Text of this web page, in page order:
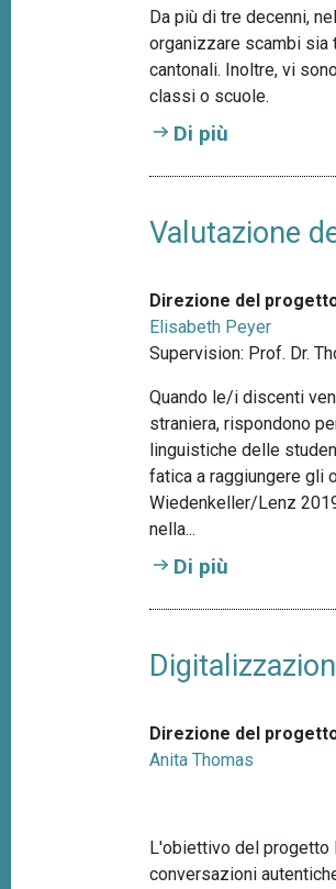
Da più di tre decenni,
organizzare scambi sia
cantonali. Inoltre, vi
classi o scuole.
Di più
Valutazione
Direzione del
Elisabeth Peyer
Supervision: Prof. Dr.
Quando le/i discenti
straniera, rispondono
linguistiche delle
fatica a raggiungere gli
Wiedenkeller/Lenz
nella...
Di più
Direzione del
Anita Thomas
L'obiettivo del progetto
conversazioni